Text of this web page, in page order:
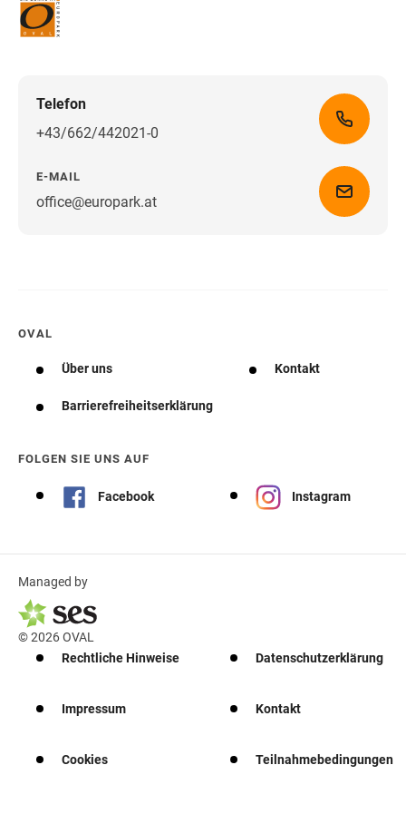
Telefon
+43/662/442021-0
E-MAIL
office@europark.atWegbeschreibung erhalten
OVAL
Über uns Kontakt
Barrierefreiheitserklärung
FOLGEN SIE UNS AUF
Facebook Instagram
Managed by
© 2026 OVAL
Rechtliche Hinweise
Datenschutzerklärung
Impressum Kontakt
Cookies Teilnahmebedingungen